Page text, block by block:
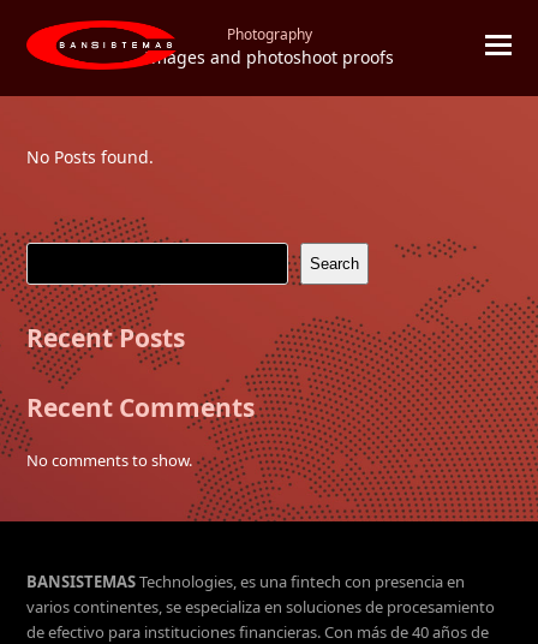
Photography
Images and photoshoot proofs
No Posts found.
Search
Recent Posts
Recent Comments
No comments to show.
BANSISTEMASTechnologies, es una fintech con presencia en
varios continentes, se especializa en soluciones de procesamiento
de efectivo para instituciones financieras. Con más de 40 años de